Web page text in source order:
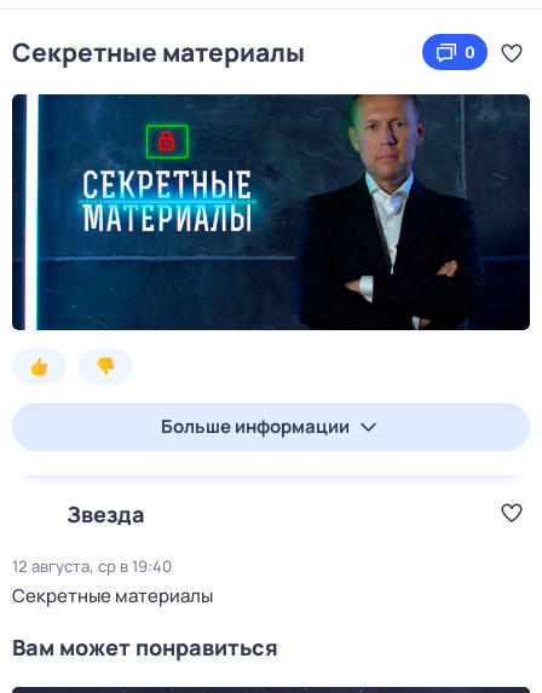
Секретные материалы 0
Больше информации
Звезда
12 августа, ср в 19:40
Секретные материалы
Вам может понравиться